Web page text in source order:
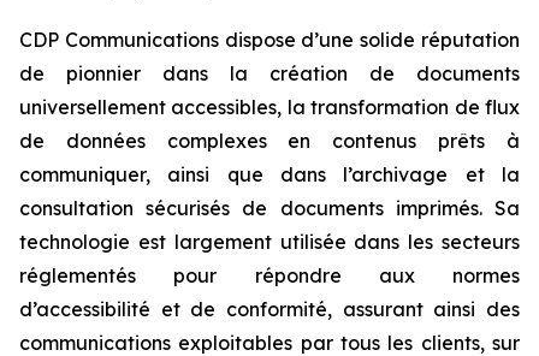
CDP Communications dispose d’une solide réputation
de pionnier dans la création de documents
universellement accessibles, la transformation de flux
de données complexes en contenus prêts à
communiquer, ainsi que dans l’archivage et la
consultation sécurisés de documents imprimés. Sa
technologie est largement utilisée dans les secteurs
réglementés pour répondre aux normes
d’accessibilité et de conformité, assurant ainsi des
communications exploitables par tous les clients, sur